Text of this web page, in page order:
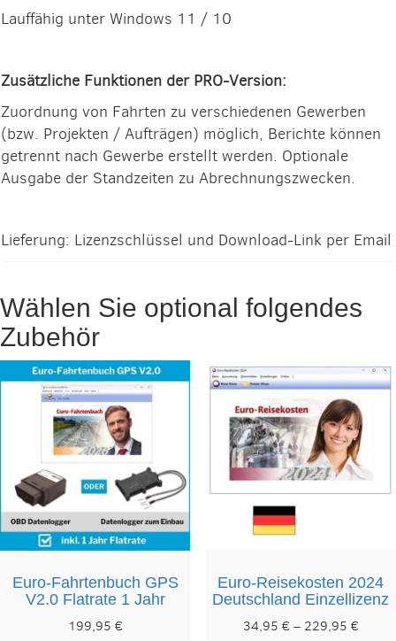
Lauffähig unter Windows 11 / 10
Zusätzliche Funktionen der PRO-Version:
Zuordnung von Fahrten zu verschiedenen Gewerben
(bzw. Projekten / Aufträgen) möglich, Berichte können
getrennt nach Gewerbe erstellt werden. Optionale
Ausgabe der Standzeiten zu Abrechnungszwecken.
Lieferung: Lizenzschlüssel und Download-Link per Email
Wählen Sie optional folgendes
Zubehör
Euro-Fahrtenbuch GPS
V2.0 Flatrate 1 Jahr
199,95 €
Euro-Reisekosten 2024
Deutschland Einzellizenz
34,95 € – 229,95 €